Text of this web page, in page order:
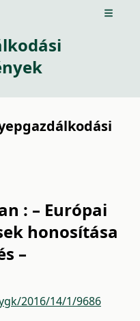
Open
: – Európai
honosítása
–
2016/14/1/9686